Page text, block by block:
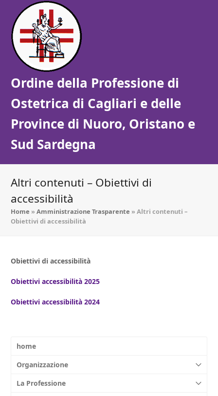
Ordine della Professione di
Ostetrica di Cagliari e delle
Province di Nuoro, Oristano e
Sud Sardegna
Altri contenuti – Obiettivi di
accessibilità
Home »Amministrazione Trasparente »Altri contenuti –
Obiettivi di accessibilità
Obiettivi di accessibilità
Obiettivi accessibilità 2025
Obiettivi accessibilità 2024
home
Organizzazione
La Professione